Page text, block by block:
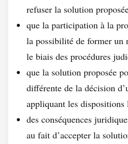
refuser la solution
que la participation à la
la possibilité de former un
le biais des procédures
que la solution proposée
différente de la décision
appliquant les dispositions
des conséquences
au fait d’accepter la